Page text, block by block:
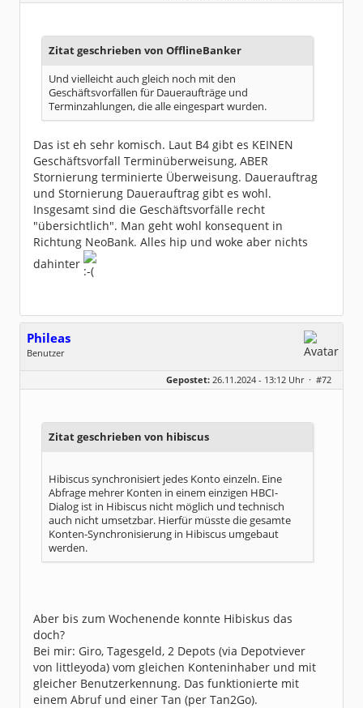
Alter:
63
Zitat geschrieben von OfflineBanker
Und vielleicht auch gleich noch mit den
Geschäftsvorfällen für Daueraufträge und
Terminzahlungen, die alle eingespart wurden.
Das ist eh sehr komisch. Laut B4 gibt es KEINEN
Geschäftsvorfall Terminüberweisung, ABER
Stornierung terminierte Überweisung. Dauerauftrag
und Stornierung Dauerauftrag gibt es wohl.
Insgesamt sind die Geschäftsvorfälle recht
"übersichtlich". Man geht wohl konsequent in
Richtung NeoBank. Alles hip und woke aber nichts
dahinter
Phileas
Benutzer
Dabei seit:
12 / 2023
Gepostet: 26.11.2024 - 13:12 Uhr · #72
Zitat geschrieben von hibiscus
Hibiscus synchronisiert jedes Konto einzeln. Eine
Abfrage mehrer Konten in einem einzigen HBCI-
Dialog ist in Hibiscus nicht möglich und technisch
auch nicht umsetzbar. Hierfür müsste die gesamte
Konten-Synchronisierung in Hibiscus umgebaut
werden.
Aber bis zum Wochenende konnte Hibiskus das
doch?
Bei mir: Giro, Tagesgeld, 2 Depots (via Depotviever
von littleyoda) vom gleichen Konteninhaber und mit
gleicher Benutzerkennung. Das funktionierte mit
einem Abruf und einer Tan (per Tan2Go).